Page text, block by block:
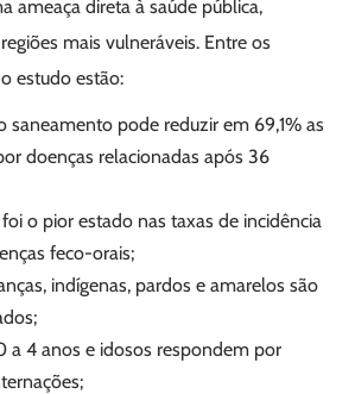
ameaça direta à saúde pública,
mais vulneráveis. Entre os
estudo estão:
saneamento pode reduzir em 69,1% as
doenças relacionadas após 36
o pior estado nas taxas de incidência
feco-orais;
indígenas, pardos e amarelos são
a 4 anos e idosos respondem por